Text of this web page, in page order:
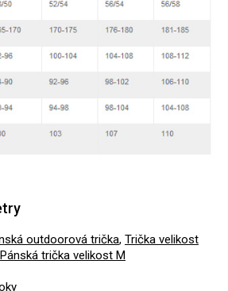
outdoorová trička, Trička velikost
Pánská trička velikost M